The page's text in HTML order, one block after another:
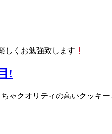
しくお勉強致します
!
ゃクオリティの高いクッキ